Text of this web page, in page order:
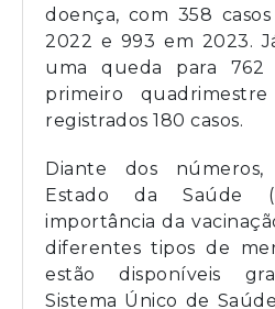
doença, com 358
2022 e 993 em 2023.
uma queda para 762
primeiro
registrados 180 casos.
Diante dos
Estado da Saúde
importância da
diferentes tipos de
estão disponíveis
Sistema Único de